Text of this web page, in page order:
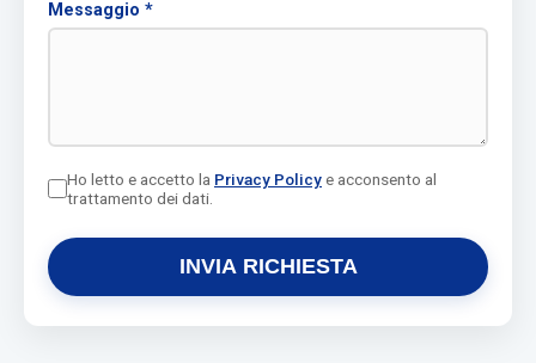
Messaggio *
Ho letto e accetto la Privacy Policye acconsento al
trattamento dei dati.
INVIA RICHIESTA